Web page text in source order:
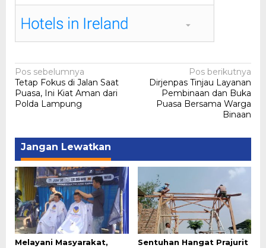
Navigasi
pos
Pos sebelumnya
Tetap Fokus di Jalan Saat
Puasa, Ini Kiat Aman dari
Polda Lampung
Pos berikutnya
Dirjenpas Tinjau Layanan
Pembinaan dan Buka
Puasa Bersama Warga
Binaan
Jangan Lewatkan
Melayani Masyarakat,
Sentuhan Hangat Prajurit